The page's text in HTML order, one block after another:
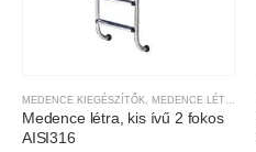
MEDENCE KIEGÉSZÍTŐK, MEDENCE LÉTRÁK
Medence létra, kis ívű 2 fokos
AISI316